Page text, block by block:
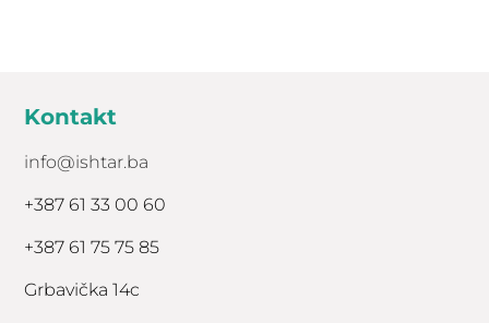
Kontakt
info@ishtar.ba
+387 61 33 00 60
+387 61 75 75 85
Grbavička 14c